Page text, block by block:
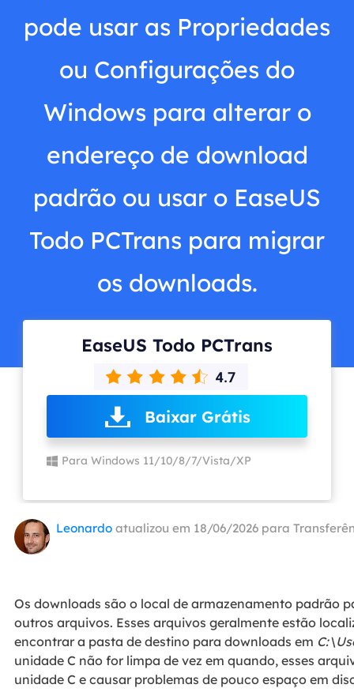
pode usar as Propriedades
ou Configurações do
Windows para alterar o
endereço de download
padrão ou usar o EaseUS
Todo PCTrans para migrar
os downloads.
EaseUS Todo PCTrans
Baixar Grátis
Para Windows 11/10/8/7/Vista/XP
Leonardoatualizou em 18/06/2026 para
Os downloads são o local de armazenamento padrão
outros arquivos. Esses arquivos geralmente estão
encontrar a pasta de destino para downloads em
unidade C não for limpa de vez em quando, esses
unidade C e causar problemas de pouco espaço em